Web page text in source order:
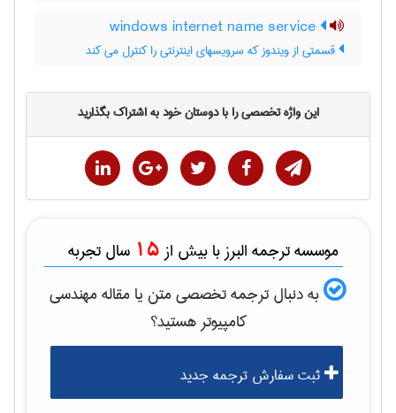
قسمتی از ویندوز که سرویسهای اینترنتی را کنترل می کند
این واژه تخصصی را با دوستان خود به اشتراک بگذارید
موسسه ترجمه البرز با بیش از 15 سال تجربه
به دنبال ترجمه تخصصی متن یا مقالهمهندسی
كامپيوترهستید؟
ثبت سفارش ترجمه جدید